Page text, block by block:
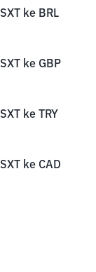
SXT ke BRL
SXT ke GBP
SXT ke TRY
SXT ke CAD